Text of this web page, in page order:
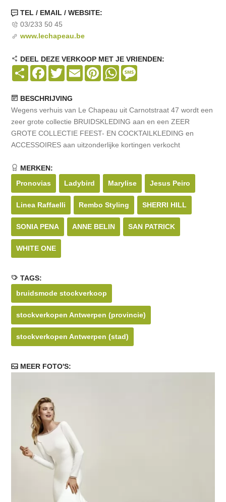
TEL / EMAIL / WEBSITE:
03/233 50 45
www.lechapeau.be
DEEL DEZE VERKOOP MET JE VRIENDEN:
Share Facebook
TwitterEmail PinterestWhatsApp
BESCHRIJVING
Wegens verhuis van Le Chapeau uit Carnotstraat 47 wordt een
zeer grote collectie BRUIDSKLEDING aan en een ZEER
GROTE COLLECTIE FEEST- EN COCKTAILKLEDING en
ACCESSOIRES aan uitzonderlijke kortingen verkocht
MERKEN:
Pronovias
Ladybird Marylise Jesus Peiro
Linea Raffaelli Rembo Styling SHERRI HILL
SONIA PENA ANNE BELIN SAN PATRICK
WHITE ONE
TAGS:
bruidsmode stockverkoop
stockverkopen Antwerpen (provincie)
stockverkopen Antwerpen (stad)
MEER FOTO'S: